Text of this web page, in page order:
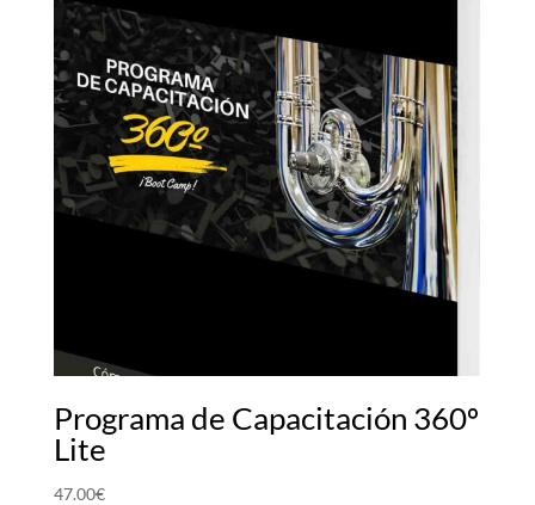
Programa de Capacitación 360º
Lite
47.00€